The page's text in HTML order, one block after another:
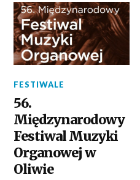
FESTIWALE
56.
Międzynarodowy
Festiwal Muzyki
Organowej w
Oliwie